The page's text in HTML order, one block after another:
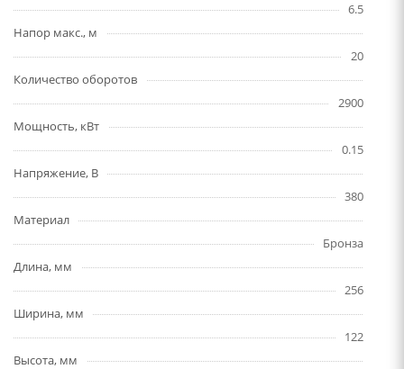
6.5
Напор макс., м
20
Количество оборотов
2900
Мощность, кВт
0.15
Напряжение, В
380
Материал
Бронза
Длина, мм
256
Ширина, мм
122
Высота, мм